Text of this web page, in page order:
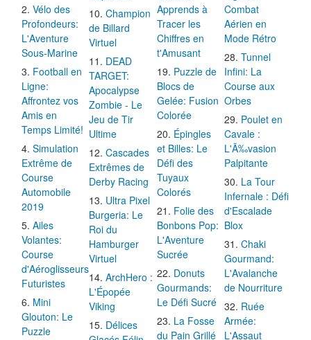
Vélo des
Profondeurs:
L'Aventure
Sous-Marine
Football en
Ligne:
Affrontez vos
Amis en
Temps Limité!
Simulation
Extrême de
Course
Automobile
2019
Ailes
Volantes:
Course
d'Aéroglisseurs
Futuristes
Mini
Glouton: Le
Puzzle
Champion
de Billard
Virtuel
DEAD
TARGET:
Apocalypse
Zombie - Le
Jeu de Tir
Ultime
Cascades
Extrêmes de
Derby Racing
Ultra Pixel
Burgeria: Le
Roi du
Hamburger
Virtuel
ArchHero :
L'Épopée
Viking
Délices
Apprends à
Tracer les
Chiffres en
t'Amusant
Puzzle de
Blocs de
Gelée: Fusion
Colorée
Épingles
et Billes: Le
Défi des
Tuyaux
Colorés
Folie des
Bonbons Pop:
L'Aventure
Sucrée
Donuts
Gourmands:
Le Défi Sucré
La Fosse
du Pain Grillé
Combat
Aérien en
Mode Rétro
Tunnel
Infini: La
Course aux
Orbes
Poulet en
Cavale :
L'Ã‰vasion
Palpitante
La Tour
Infernale : Défi
d'Escalade
Blox
Chaki
Gourmand:
L'Avalanche
de Nourriture
Ruée
Armée:
L'Assaut